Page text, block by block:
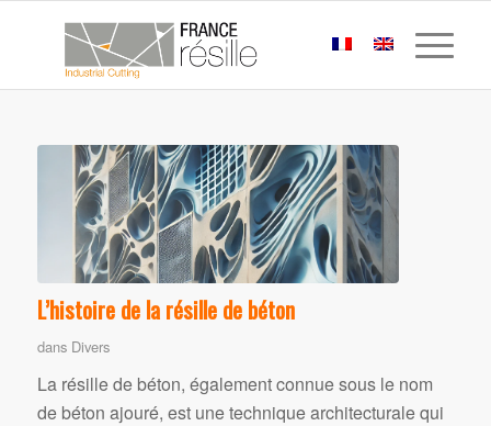
L’histoire de la résille de béton
dans Divers
La résille de béton, également connue sous le nom
de béton ajouré, est une technique architecturale qui